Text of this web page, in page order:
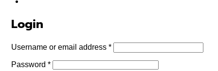
Login
Username or email address *Required
Password *Required